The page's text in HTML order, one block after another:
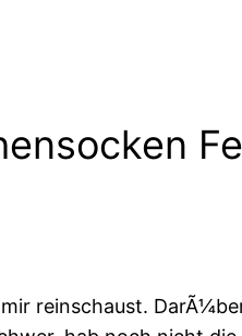
reinschaust.